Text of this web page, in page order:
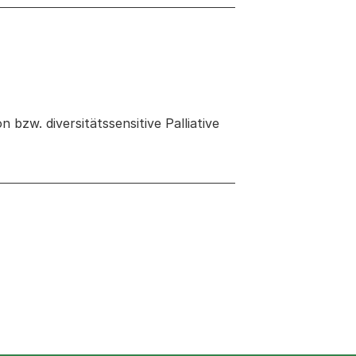
bzw. diversitätssensitive Palliative